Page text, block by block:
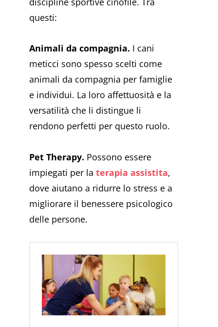
questi:
Animali da compagnia. I cani
meticci sono spesso scelti come
animali da compagnia per famiglie
e individui. La loro affettuosità e la
versatilità che li distingue li
rendono perfetti per questo ruolo.
Pet Therapy. Possono essere
impiegati per la terapia assistita,
dove aiutano a ridurre lo stress e a
migliorare il benessere psicologico
delle persone.